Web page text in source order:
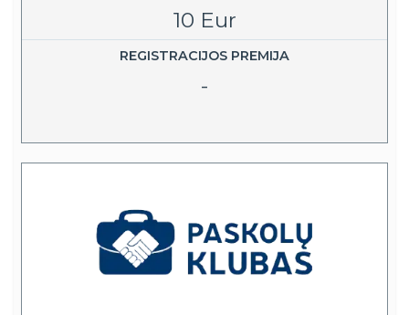
10 Eur
REGISTRACIJOS PREMIJA
-